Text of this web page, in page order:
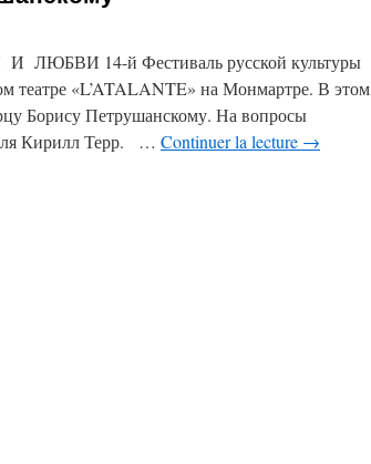
14-й Фестиваль русской культуры
театре «L’ATALANTE» на Монмартре. В этом
Борису Петрушанскому. На вопросы
Кирилл Терр. … Continuer la lecture →